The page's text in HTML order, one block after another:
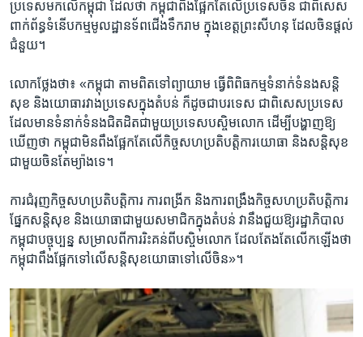
ប្រទេស​មក​លើ​កម្ពុជា​ ដែល​ថា​ កម្ពុជា​ពឹង​ផ្អែក​តែ​លើ​ប្រទេស​ចិន ​ជា​ពិសេស​
ពាក់​ព័ន្ធ​ទំនើប​កម្ម​មូលដ្ឋាន​ទ័ព​ជើង​ទឹក​រាម ​ក្នុង​ខេត្ត​ព្រះសីហនុ​ ដែល​ចិន​ផ្តល់​
ជំនួយ។​
លោក​ថ្លែង​ថា៖ ​«កម្ពុជា ​តាម​ពិត​ទៅ​ព្យាយាម ​ធ្វើ​ពិពិធ​កម្ម​ទំនាក់​ទំនង​សន្តិ
សុខ​ និង​យោធា​រវាង​ប្រទេស​ក្នុង​តំបន់​ ក៏ដូច​ជា​បរទេស​ ជា​ពិសេស​ប្រទេស​
ដែល​មាន​ទំនាក់​ទំនង​ជិត​ដិត​ជាមួយ​ប្រទេស​បស្ចិម​លោក ​ដើម្បី​បង្ហាញ​ឱ្យ​
ឃើញ​ថា​ កម្ពុជា​មិន​ពឹង​ផ្អែក​តែ​លើ​កិច្ច​សហ​ប្រតិបត្តិ​ការ​យោធា ​និង​សន្តិ​សុខ​
ជាមួយ​ចិន​តែ​ម្យ៉ាង​ទេ។ ​
ការ​ជំរុញ​កិច្ច​សហ​ប្រតិបត្តិ​ការ​ ការ​ពង្រីក ​និង​ការ​ពង្រឹង​កិច្ច​សហ​ប្រតិបត្តិ​ការ​
ផ្នែក​សន្តិសុខ​ និង​យោធា​ជាមួយ​សមាជិក​ក្នុង​តំបន់​ វា​នឹង​ជួយ​ឱ្យ​រដ្ឋាភិបាល​
កម្ពុជា​បច្ចុប្បន្ន ​សម្រាលពី​ការ​រិះគន់​ពី​បស្ចិម​លោក ​ដែល​តែង​តែ​លើក​ឡើង​ថា​
កម្ពុជា​ពឹង​ផ្អែក​ទៅ​លើ​សន្តិសុខ​យោធា​ទៅ​លើ​ចិន»។​